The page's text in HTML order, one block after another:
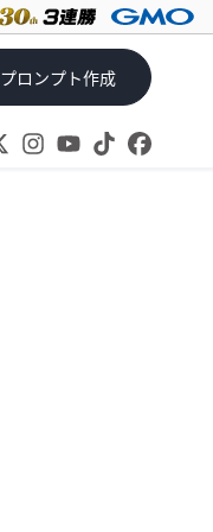
プロンプト作成